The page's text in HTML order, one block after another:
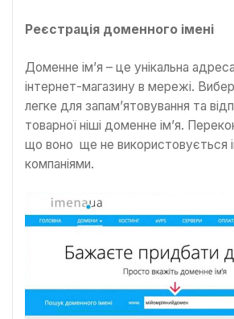
Реєстрація доменного імені
Доменне ім’я – це унікальна
інтернет-магазину в мережі.
легке для запам’ятовування та
товарної ніші доменне ім’я.
що воно ще не використовується
компаніями.